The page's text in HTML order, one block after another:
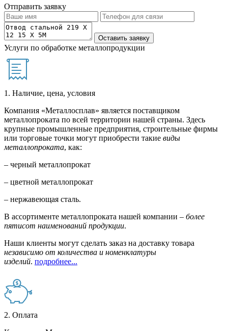
Отправить заявку
Услуги по обработке металлопродукции
1. Наличие, цена, условия
Компания «Металлосплав» является поставщиком
металлопроката по всей территории нашей страны. Здесь
крупные промышленные предприятия, строительные фирмы
или торговые точки могут приобрести такие виды
металлопроката, как:
– черный металлопрокат
– цветной металлопрокат
– нержавеющая сталь.
В ассортименте металлопроката нашей компании – более
пятисот наименований продукции.
Наши клиенты могут сделать заказ на доставку товара
независимо от количества и номенклатуры
изделий. подробнее...
2. Оплата